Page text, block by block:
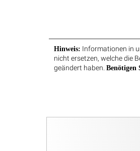
Hinweis: Informationen in
nicht ersetzen, welche die
geändert haben. Benötigen